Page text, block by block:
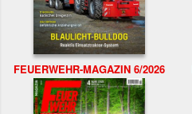
FEUERWEHR-MAGAZIN 6/2026